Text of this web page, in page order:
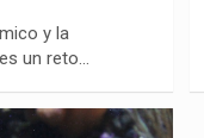
y la
un reto…